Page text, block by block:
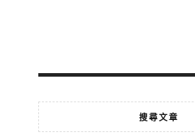
搜尋文章